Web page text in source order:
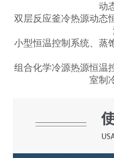
动
双层反应釜冷热源动态
小型恒温控制系统、蒸
组合化学冷源热源恒温
室制